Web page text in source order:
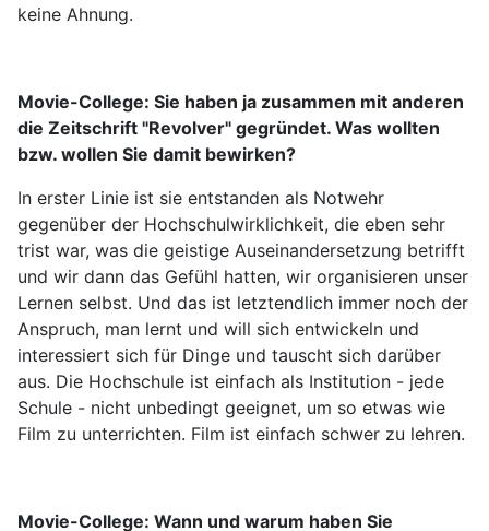
keine Ahnung.
Movie-College: Sie haben ja zusammen mit anderen
die Zeitschrift "Revolver" gegründet. Was wollten
bzw. wollen Sie damit bewirken?
In erster Linie ist sie entstanden als Notwehr
gegenüber der Hochschulwirklichkeit, die eben sehr
trist war, was die geistige Auseinandersetzung betrifft
und wir dann das Gefühl hatten, wir organisieren unser
Lernen selbst. Und das ist letztendlich immer noch der
Anspruch, man lernt und will sich entwickeln und
interessiert sich für Dinge und tauscht sich darüber
aus. Die Hochschule ist einfach als Institution - jede
Schule - nicht unbedingt geeignet, um so etwas wie
Film zu unterrichten. Film ist einfach schwer zu lehren.
Movie-College: Wann und warum haben Sie